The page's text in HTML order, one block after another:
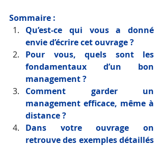
Sommaire :
Qu’est-ce qui vous a donné
envie d’écrire cet ouvrage ?
Pour vous, quels sont les
fondamentaux d’un bon
management ?
Comment garder un
management efficace, même à
distance ?
Dans votre ouvrage on
retrouve des exemples détaillés